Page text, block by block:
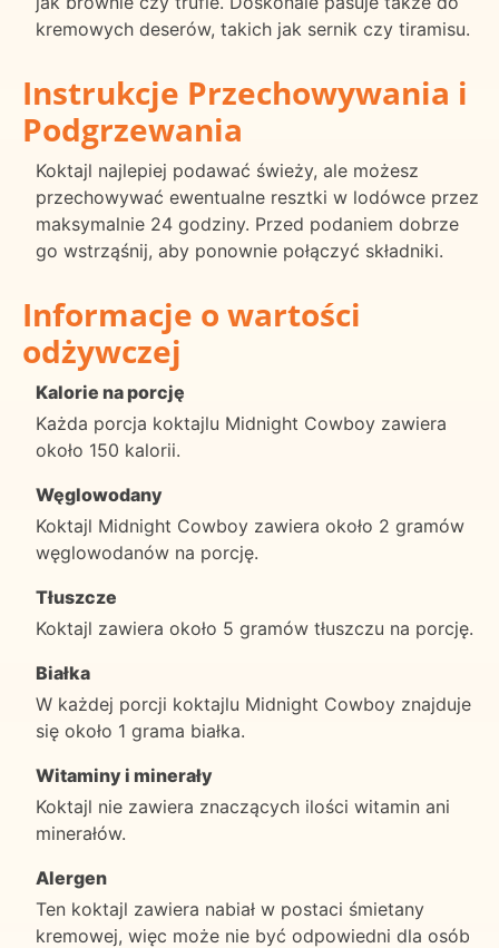
kremowych deserów, takich jak sernik czy tiramisu.
Instrukcje Przechowywania i
Podgrzewania
Koktajl najlepiej podawać świeży, ale możesz
przechowywać ewentualne resztki w lodówce przez
maksymalnie 24 godziny. Przed podaniem dobrze
go wstrząśnij, aby ponownie połączyć składniki.
Informacje o wartości
odżywczej
Kalorie na porcję
Każda porcja koktajlu Midnight Cowboy zawiera
około 150 kalorii.
Węglowodany
Koktajl Midnight Cowboy zawiera około 2 gramów
węglowodanów na porcję.
Tłuszcze
Koktajl zawiera około 5 gramów tłuszczu na porcję.
Białka
W każdej porcji koktajlu Midnight Cowboy znajduje
się około 1 grama białka.
Witaminy i minerały
Koktajl nie zawiera znaczących ilości witamin ani
minerałów.
Alergen
Ten koktajl zawiera nabiał w postaci śmietany
kremowej, więc może nie być odpowiedni dla osób